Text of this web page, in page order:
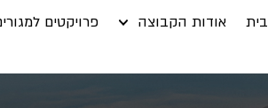
בית אודות הקבוצה פרויקטים